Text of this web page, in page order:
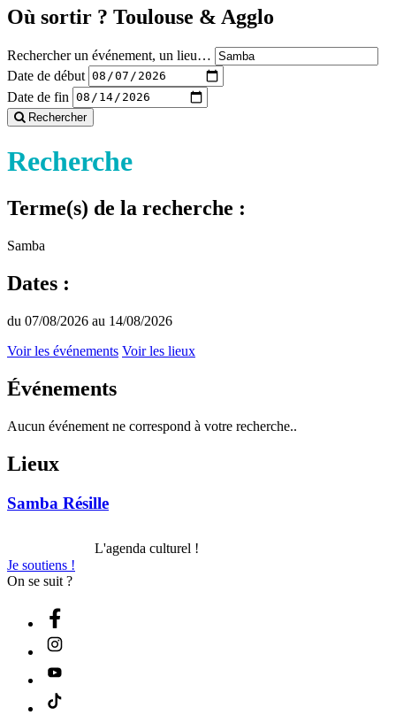
Où sortir ? Toulouse & Agglo
Rechercher un événement, un lieu…
Date de début
Date de fin
Rechercher
Recherche
Terme(s) de la recherche :
Samba
Dates :
du 07/08/2026 au 14/08/2026
Voir les événements Voir les lieux
Événements
Aucun événement ne correspond à votre recherche..
Lieux
Samba Résille
L'agenda culturel !
Je soutiens !
On se suit ?